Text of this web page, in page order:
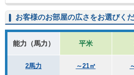
お客様のお部屋の広さをお選びくだ
能力（馬力） 平米
2馬力 ～21㎡